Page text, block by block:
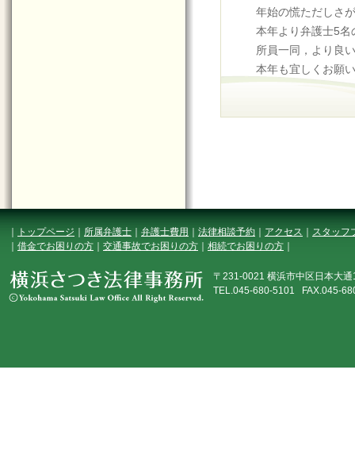
年始の慌ただしさ
本年より弁護士5
所員一同，より良
本年も宜しくお願
トップページ 所属弁護士 弁護士費用 法律相談予約 アクセス
スタッフ
借金でお困りの方 交通事故でお困りの方 相続でお困りの方
〒231-0021 横浜市中区日本大
TEL.045-680-5101 FAX.045-